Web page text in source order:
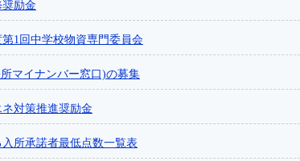
励金
第1回中学校物資専門委員会
マイナンバー窓口)の募集
対策推進奨励金
所承諾者最低点数一覧表